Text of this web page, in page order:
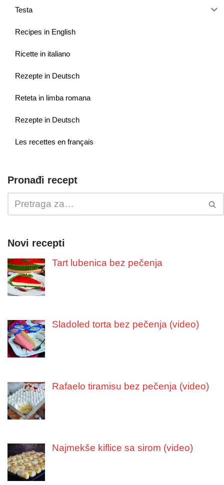
Testa
Recipes in English
Ricette in italiano
Rezepte in Deutsch
Reteta in limba romana
Rezepte in Deutsch
Les recettes en français
Pronađi recept
Novi recepti
Tart lubenica bez pečenja
Sladoled torta bez pečenja (video)
Rafaelo tiramisu bez pečenja (video)
Najmekše kiflice sa sirom (video)